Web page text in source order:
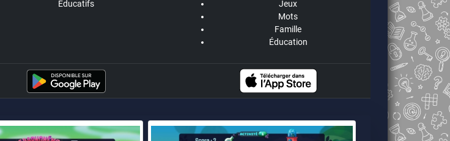
Éducatifs
Jeux
Mots
Famille
Éducation